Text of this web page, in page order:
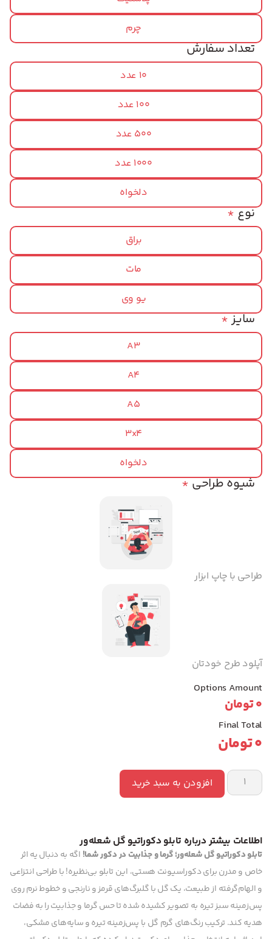
چرم
تعداد سفارش
10 عدد
100 عدد
500 عدد
1000 عدد
دلخواه
*نوع
براق
مات
یو وی
*سایز
A3
A4
A5
3x4
دلخواه
*شیوه طراحی
طراحی با چاپ ابزار
آپلود طرح خودتان
Options Amount
0تومان
Final Total
0تومان
افزودن به سبد خرید
اطلاعات بیشتر درباره تابلو دکوراتیو گل شعله‌ور
تابلو دکوراتیو گل شعله‌ور؛ گرما و جذابیت در دکور شما! اگه به دنبال یه اثر
خاص و مدرن برای دکوراسیونت هستی، این تابلو بی‌نظیره! با طراحی انتزاعی
و الهام‌گرفته از طبیعت، یک گل با گلبرگ‌های قرمز و نارنجی و خطوط نرم روی
پس‌زمینه سبز تیره به تصویر کشیده شده تا حس گرما و جذابیت را به فضات
هدیه کند. ترکیب رنگ‌های گرم گل با پس‌زمینه تیره و سایه‌های مشکی،